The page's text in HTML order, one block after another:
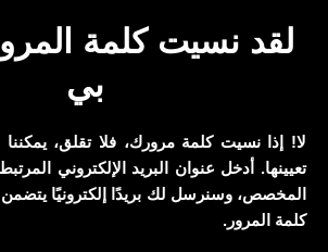
لقد نسيت كلمة
بي
لا! إذا نسيت كلمة مرورك، فلا تقلق،
تعيينها. أدخل عنوان البريد الإلكتروني
المخصص، وسنرسل لك بريدًا إلكترونيًا يتضمن
كلمة المرور.